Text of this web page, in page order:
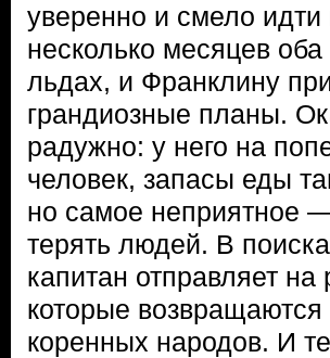
уверенно и смело
несколько месяцев
льдах, и Франклину
грандиозные планы.
радужно: у него на
человек, запасы еды
но самое неприятное
терять людей. В
капитан отправляет на
которые
коренных народов. И